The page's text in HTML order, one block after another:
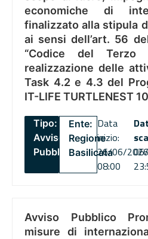
economiche di
finalizzato alla stipula
ai sensi dell’art. 56
“Codice del Terzo
realizzazione delle
Task 4.2 e 4.3 del
IT-LIFE TURTLENEST
Tipo:
Avviso
Pubblico
Ente:
Regione
Basilicata
Data
inizio:
26/06/2026
08:00
Avviso Pubblico
misure di